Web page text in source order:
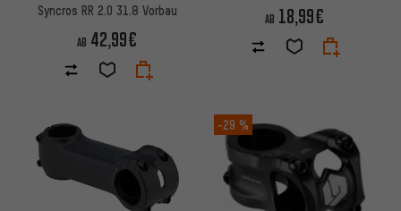
Syncros RR 2.0 31.8 Vorbau
AB 42,99€
AB 18,99€
-29 %